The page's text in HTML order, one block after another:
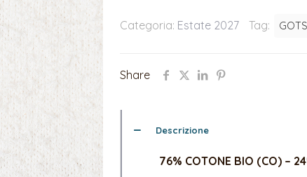
Categoria: Estate 2027 Tag: GOTS
Share
Descrizione
76% COTONE BIO (CO) –